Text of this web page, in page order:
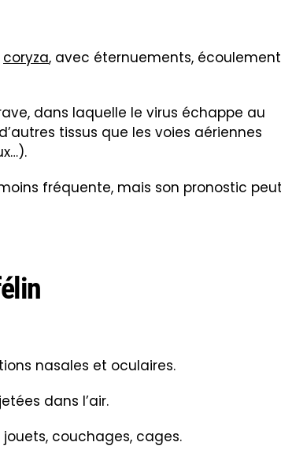
coryza, avec éternuements,
dans laquelle le virus échappe au
tissus que les voies aériennes
fréquente, mais son pronostic
nasales et oculaires.
dans l’air.
couchages, cages.